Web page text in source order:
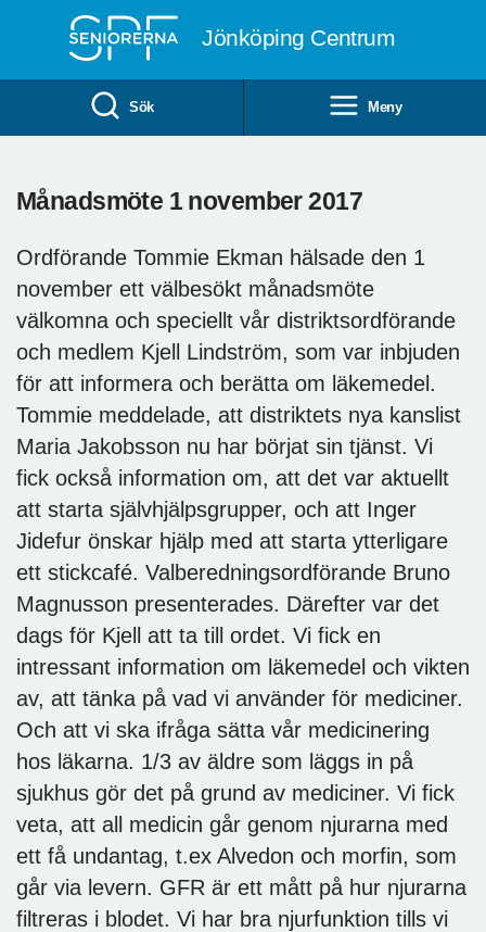
Jönköping Centrum
Sök Meny
Månadsmöte 1 november 2017
Ordförande Tommie Ekman hälsade den 1
november ett välbesökt månadsmöte
välkomna och speciellt vår distriktsordförande
och medlem Kjell Lindström, som var inbjuden
för att informera och berätta om läkemedel.
Tommie meddelade, att distriktets nya kanslist
Maria Jakobsson nu har börjat sin tjänst. Vi
fick också information om, att det var aktuellt
att starta självhjälpsgrupper, och att Inger
Jidefur önskar hjälp med att starta ytterligare
ett stickcafé. Valberedningsordförande Bruno
Magnusson presenterades. Därefter var det
dags för Kjell att ta till ordet. Vi fick en
intressant information om läkemedel och vikten
av, att tänka på vad vi använder för mediciner.
Och att vi ska ifråga sätta vår medicinering
hos läkarna. 1/3 av äldre som läggs in på
sjukhus gör det på grund av mediciner. Vi fick
veta, att all medicin går genom njurarna med
ett få undantag, t.ex Alvedon och morfin, som
går via levern. GFR är ett mått på hur njurarna
filtreras i blodet. Vi har bra njurfunktion tills vi